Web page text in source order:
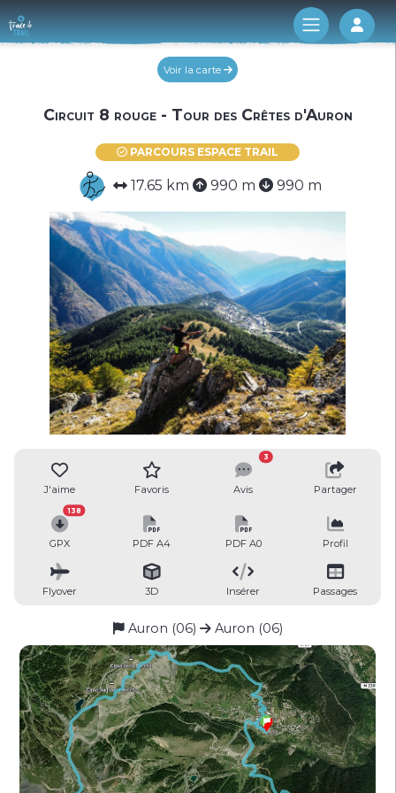
Log
Voir la carte
Circuit 8 rouge - Tour des Crêtes d'Auron
PARCOURS ESPACE TRAIL
17.65 km 990 m 990 m
J'aime Favoris Avis
3
Partager
GPX
138
PDF A4 PDF A0 Profil
Flyover 3D Insérer Passages
Auron (06) Auron (06)